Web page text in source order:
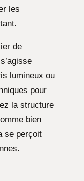
les
de
lumineux ou
pour
la structure
bien
se perçoit